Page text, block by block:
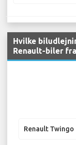
Hvilke
Renault-biler
Renault Twingo